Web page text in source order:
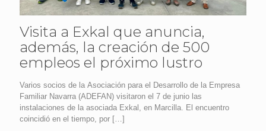
Visita a Exkal que anuncia,
además, la creación de 500
empleos el próximo lustro
Varios socios de la Asociación para el Desarrollo de la Empresa
Familiar Navarra (ADEFAN) visitaron el 7 de junio las
instalaciones de la asociada Exkal, en Marcilla. El encuentro
coincidió en el tiempo, por […]